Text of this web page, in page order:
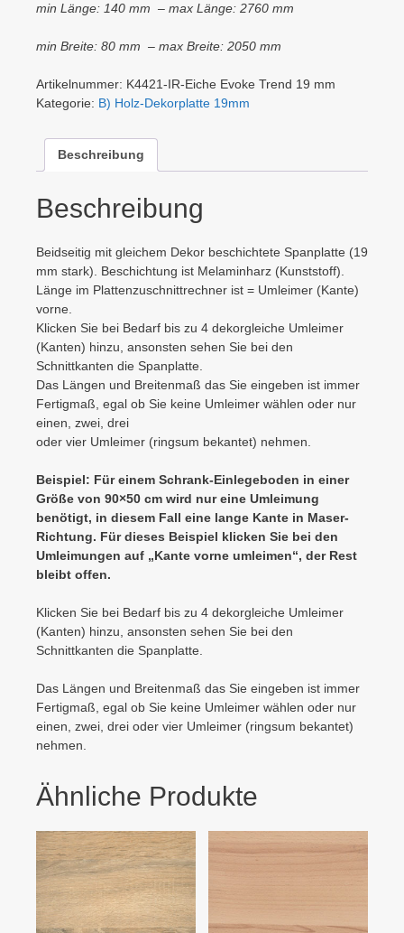
min Länge: 140 mm – max Länge: 2760 mm
min Breite: 80 mm – max Breite: 2050 mm
Artikelnummer: K4421-IR-Eiche Evoke Trend 19 mm
Kategorie: B) Holz-Dekorplatte 19mm
Beschreibung
Beschreibung
Beidseitig mit gleichem Dekor beschichtete Spanplatte (19
mm stark). Beschichtung ist Melaminharz (Kunststoff).
Länge im Plattenzuschnittrechner ist = Umleimer (Kante)
vorne.
Klicken Sie bei Bedarf bis zu 4 dekorgleiche Umleimer
(Kanten) hinzu, ansonsten sehen Sie bei den
Schnittkanten die Spanplatte.
Das Längen und Breitenmaß das Sie eingeben ist immer
Fertigmaß, egal ob Sie keine Umleimer wählen oder nur
einen, zwei, drei
oder vier Umleimer (ringsum bekantet) nehmen.
Beispiel: Für einem Schrank-Einlegeboden in einer
Größe von 90×50 cm wird nur eine Umleimung
benötigt, in diesem Fall eine lange Kante in Maser-
Richtung. Für dieses Beispiel klicken Sie bei den
Umleimungen auf „Kante vorne umleimen“, der Rest
bleibt offen.
Klicken Sie bei Bedarf bis zu 4 dekorgleiche Umleimer
(Kanten) hinzu, ansonsten sehen Sie bei den
Schnittkanten die Spanplatte.
Das Längen und Breitenmaß das Sie eingeben ist immer
Fertigmaß, egal ob Sie keine Umleimer wählen oder nur
einen, zwei, drei oder vier Umleimer (ringsum bekantet)
nehmen.
Ähnliche Produkte